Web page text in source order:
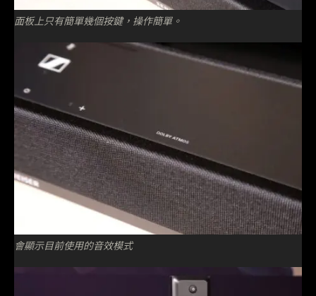
面板上只有簡單幾個按鍵，操作簡單。
會顯示目前使用的音效模式